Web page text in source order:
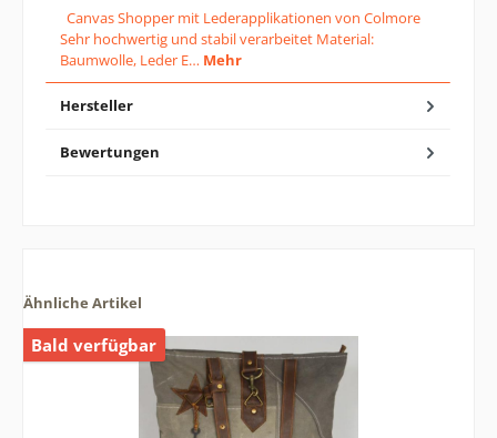
Canvas Shopper mit Lederapplikationen von Colmore
Sehr hochwertig und stabil verarbeitet Material:
Baumwolle, Leder E… Mehr
Hersteller
Bewertungen
Ähnliche Artikel
Bald verfügbar